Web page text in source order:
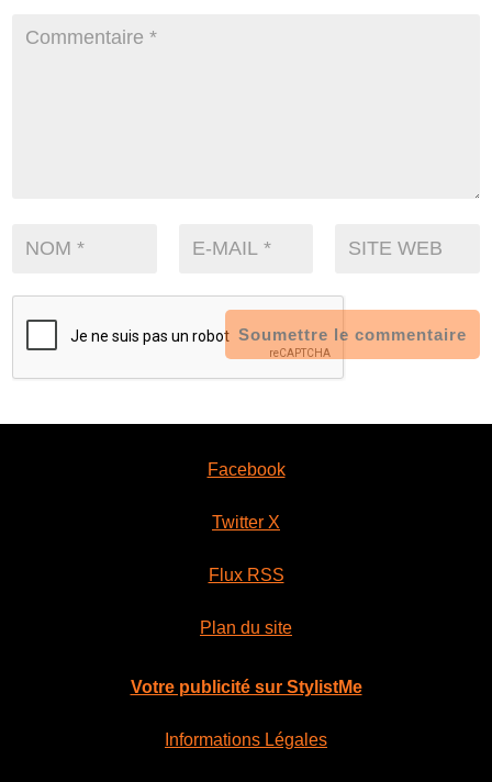
Soumettre le commentaire
Facebook
Twitter X
Flux RSS
Plan du site
Votre publicité sur StylistMe
Informations Légales